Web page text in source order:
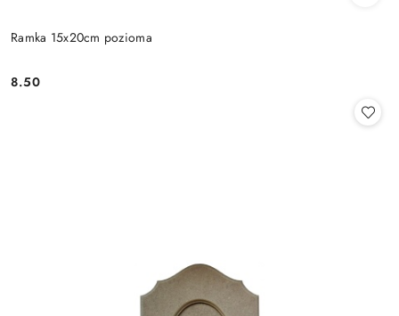
Ramka 15x20cm pozioma
Cena:
8.50